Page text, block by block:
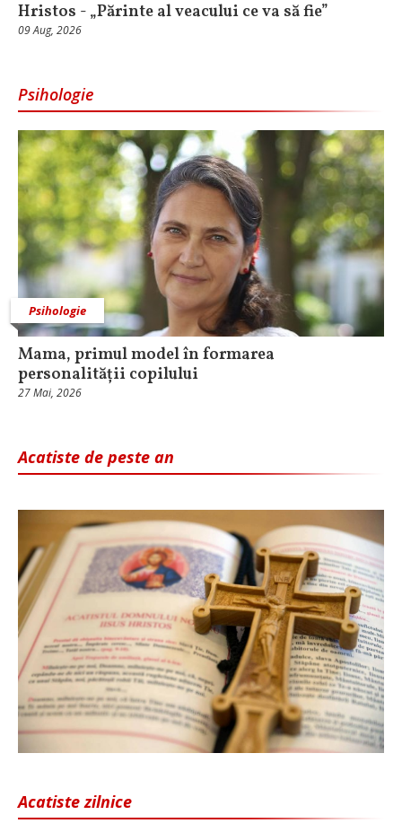
Hristos - „Părinte al veacului ce va să fie”
09 Aug, 2026
Psihologie
Psihologie
Mama, primul model în formarea
personalității copilului
27 Mai, 2026
Acatiste de peste an
Acatiste zilnice